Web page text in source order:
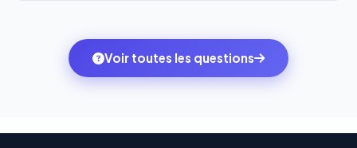
ambitions du moment — sans perdre vos données ni
votre historique.
monde. Vos données bancaires ne transitent jamais
par nos serveurs — elles sont gérées directement et
Voir toutes les questions